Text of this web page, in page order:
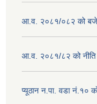
आ.व. २०८१/०८२ को
आ.व. २०८१/८२ को नीति
प्यूठान न.पा. वडा नं.१०